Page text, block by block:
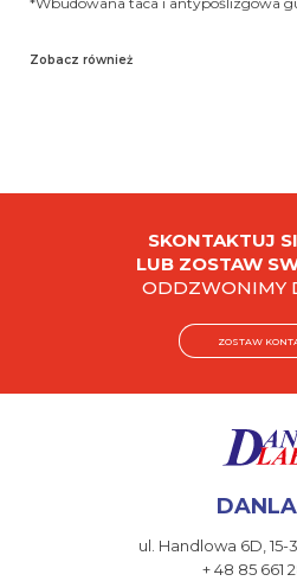
Zobacz również
SKONTAKTUJ
LUB ZOSTAW
ODDZWONIMY
ZOSTAW
ul. Handlowa 6D,15-
+ 48 85 661